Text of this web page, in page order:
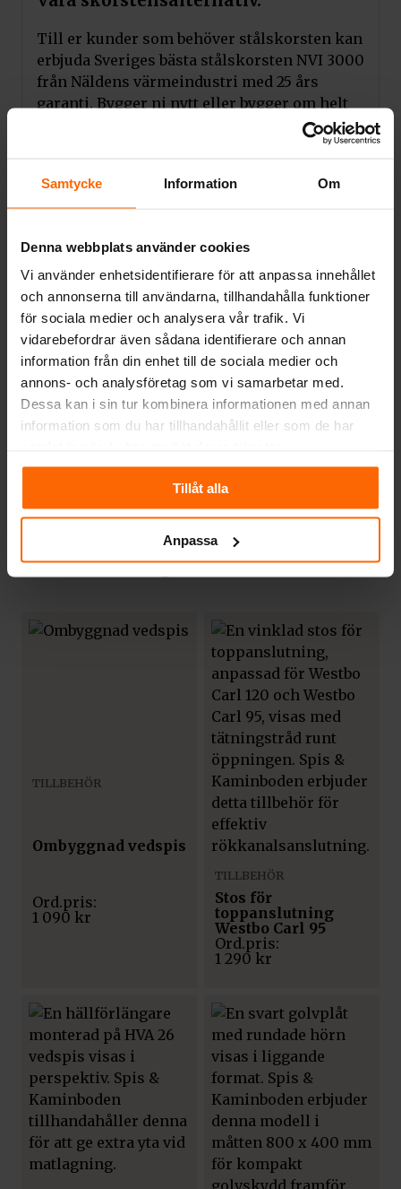
Samtycke Information Om
Denna webbplats använder cookies
Vi använder enhetsidentifierare för att anpassa innehållet
och annonserna till användarna, tillhandahålla funktioner
för sociala medier och analysera vår trafik. Vi
vidarebefordrar även sådana identifierare och annan
information från din enhet till de sociala medier och
annons- och analysföretag som vi samarbetar med.
Dessa kan i sin tur kombinera informationen med annan
information som du har tillhandahållit eller som de har
Tillåt alla
Anpassa
Till er kunder som behöver stålskorsten kan
erbjuda Sveriges bästa stålskorsten NVI 3000
från Näldens värmeindustri med 25 års
garanti. Bygger ni nytt eller bygger om helt
så kan vi rekommendera Schiedels Isokern-
livslängd.
kvalitetsprodukter till Sveriges bästa pris.
I menyn hittar ni våra olika
skorstenmodeller och även offertformulär.
Kontakta oss!
Tveka inta att ringa oss vid frågor eller
funderingar på telefon 0430 690580 så ser vi
till att ge er rätt produkter till rätt pris och
Relaterade produkter
TILLBEHÖR
Ombyggnad vedspis
1 090 kr
TILLBEHÖR
Stos för
toppanslutning
Westbo Carl 95
1 290 kr